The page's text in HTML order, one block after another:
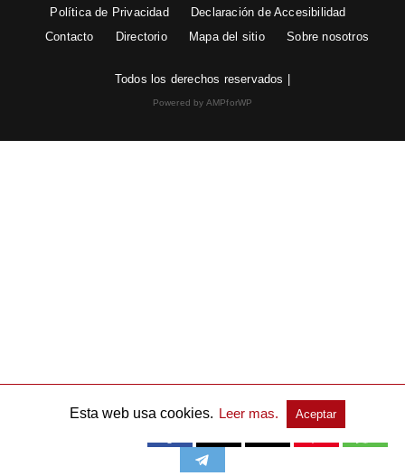
Política de Privacidad
Declaración de Accesibilidad
Contacto
Directorio Mapa del sitio Sobre nosotros
Todos los derechos reservados |
Powered by AMPforWP
Esta web usa cookies. Leer mas. Aceptar